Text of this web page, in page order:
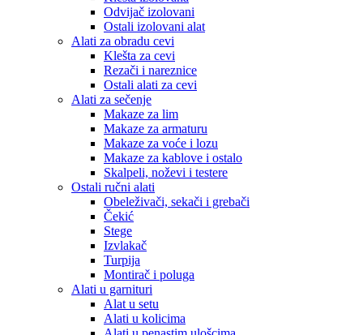
Odvijač izolovani
Ostali izolovani alat
Alati za obradu cevi
Klešta za cevi
Rezači i nareznice
Ostali alati za cevi
Alati za sečenje
Makaze za lim
Makaze za armaturu
Makaze za voće i lozu
Makaze za kablove i ostalo
Skalpeli, noževi i testere
Ostali ručni alati
Obeleživači, sekači i grebači
Čekić
Stege
Izvlakač
Turpija
Montirač i poluga
Alati u garnituri
Alat u setu
Alati u kolicima